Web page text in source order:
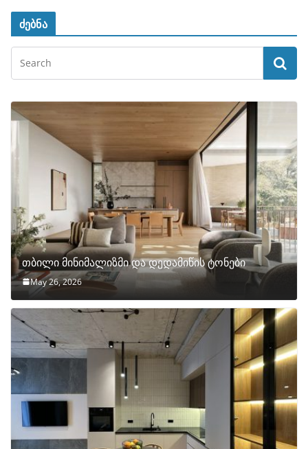
ძებნა
თბილი მინიმალიზმი და დედამიწის ტონები
May 26, 2026